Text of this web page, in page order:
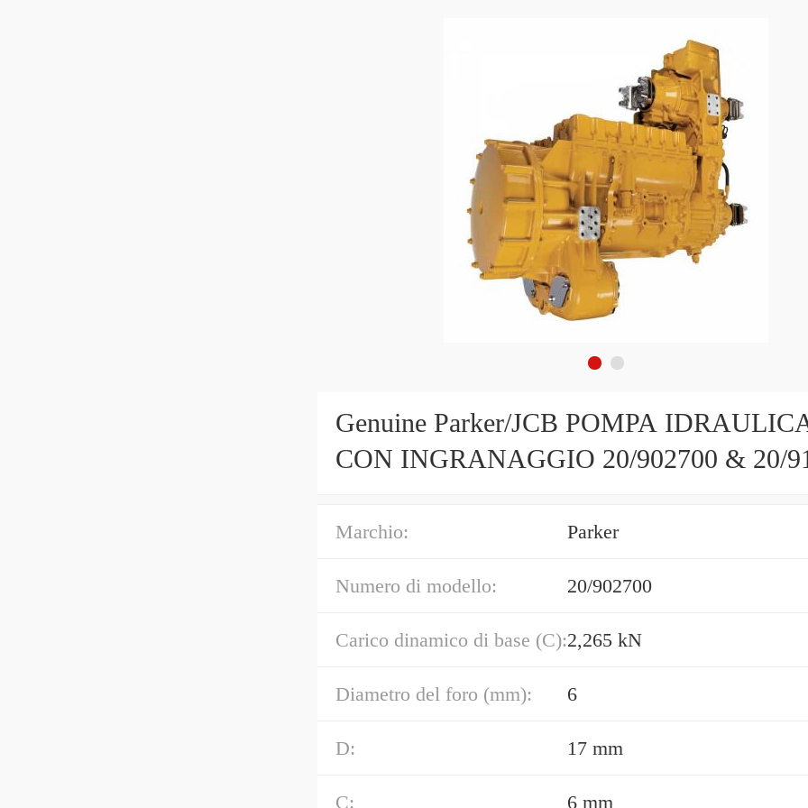
Genuine Parker/JCB POMPA
CON INGRANAGGIO 20/902700 & 20/
Marchio: Parker
Numero di modello: 20/902700
Carico dinamico di base (C):2,265 kN
Diametro del foro (mm): 6
D: 17 mm
C: 6 mm